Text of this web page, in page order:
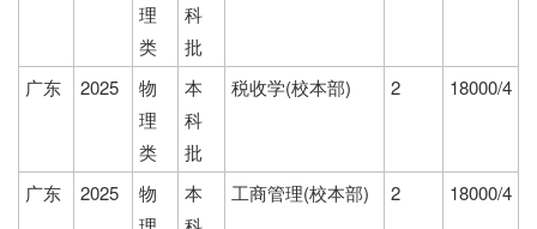
理
类
科
批
广东 2025
物
理
类
本
科
批
税收学(校本部) 2 18000/4
广东 2025
物
本
工商管理(校本部) 2 18000/4